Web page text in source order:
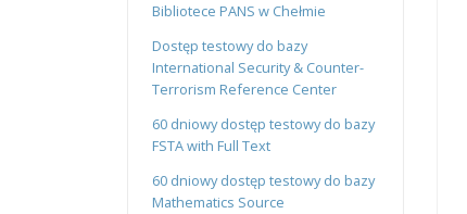
Bibliotece PANS w Chełmie
Dostęp testowy do bazy
International Security & Counter-
Terrorism Reference Center
60 dniowy dostęp testowy do bazy
FSTA with Full Text
60 dniowy dostęp testowy do bazy
Mathematics Source